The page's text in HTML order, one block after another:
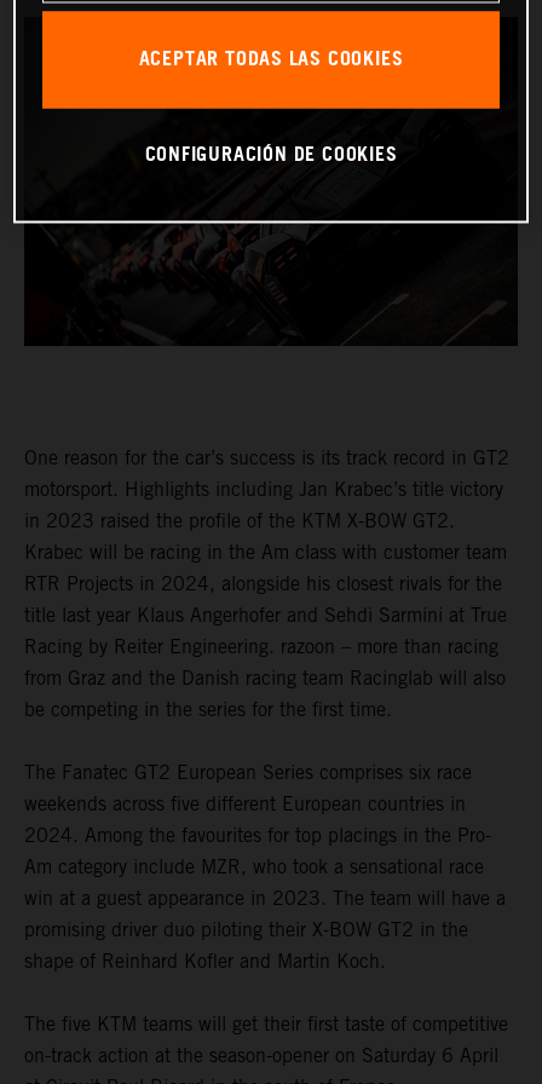
One reason for the car’s success is its track record in GT2
motorsport. Highlights including Jan Krabec’s title victory
in 2023 raised the profile of the KTM X-BOW GT2.
Krabec will be racing in the Am class with customer team
RTR Projects in 2024, alongside his closest rivals for the
title last year Klaus Angerhofer and Sehdi Sarmini at True
Racing by Reiter Engineering. razoon – more than racing
from Graz and the Danish racing team Racinglab will also
be competing in the series for the first time.
The Fanatec GT2 European Series comprises six race
weekends across five different European countries in
2024. Among the favourites for top placings in the Pro-
Am category include MZR, who took a sensational race
win at a guest appearance in 2023. The team will have a
promising driver duo piloting their X-BOW GT2 in the
shape of Reinhard Kofler and Martin Koch.
The five KTM teams will get their first taste of competitive
on-track action at the season-opener on Saturday 6 April
ACEPTAR TODAS LAS COOKIES
CONFIGURACIÓN DE COOKIES